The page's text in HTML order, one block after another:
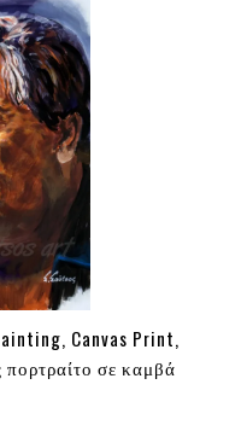
Canvas Print,
σε καμβά